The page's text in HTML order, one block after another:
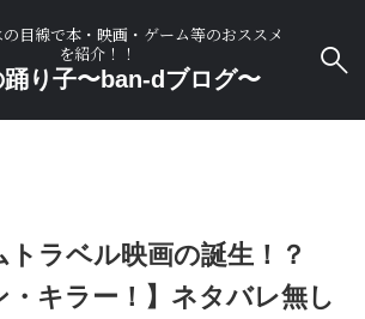
目線で本・映画・ゲーム等のおススメ
を紹介！！
踊り子〜ban-dブログ〜
ラベル映画の誕生！？
・キラー！】ネタバレ無し